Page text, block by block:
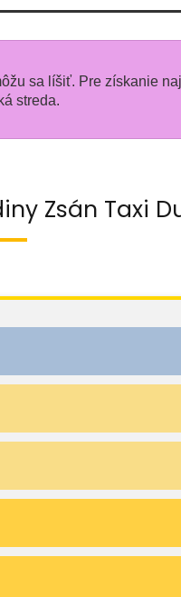
sa líšiť. Pre získanie
streda.
Zsán Taxi